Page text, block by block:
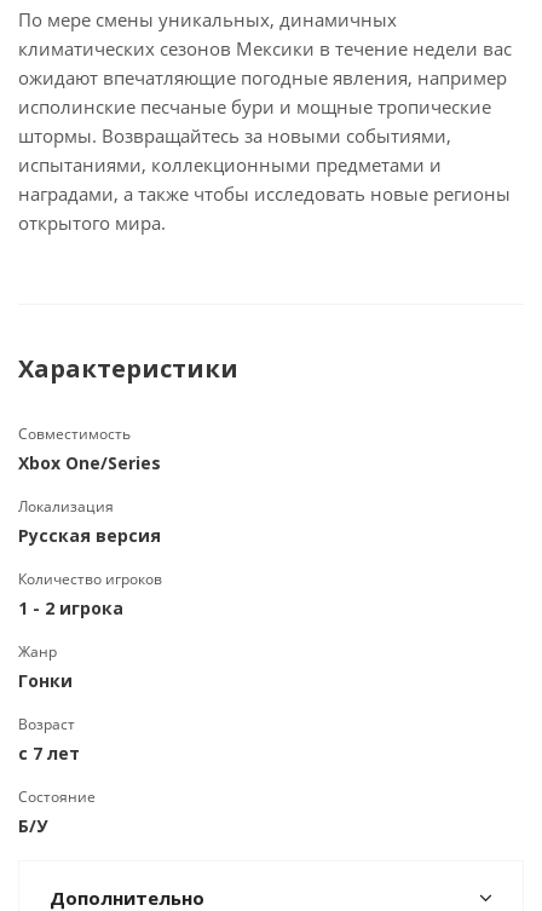
По мере смены уникальных, динамичных
климатических сезонов Мексики в течение недели вас
ожидают впечатляющие погодные явления, например
исполинские песчаные бури и мощные тропические
штормы. Возвращайтесь за новыми событиями,
испытаниями, коллекционными предметами и
наградами, а также чтобы исследовать новые регионы
открытого мира.
Характеристики
Совместимость
Xbox One/Series
Локализация
Русская версия
Количество игроков
1 - 2 игрока
Жанр
Гонки
Возраст
c 7 лет
Состояние
Б/У
Дополнительно